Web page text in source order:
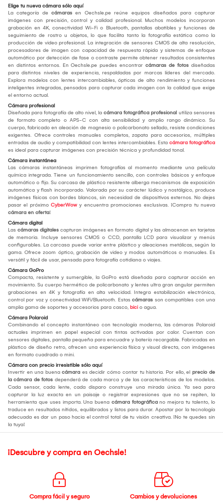
Elige tu nueva cámara sólo aquí
La categoría de cámaras en Oechsle.pe reúne equipos diseñados para capturar
imágenes con precisión, control y calidad profesional. Muchos modelos incorporan
grabación en 4K, conectividad Wi-Fi o Bluetooth, pantallas abatibles y funciones de
seguimiento de rostro u objetos, lo que facilita tanto la fotografía estática como la
producción de video profesional. La integración de sensores CMOS de alta resolución,
procesadores de imagen con capacidad de respuesta rápida y sistemas de enfoque
automático por detección de fase o contraste permite obtener resultados consistentes
en distintos entornos. En Oechsle.pe puedes encontrar cámaras de fotos diseñadas
para distintos niveles de experiencia, respaldadas por marcas líderes del mercado.
Explora modelos con lentes intercambiables, ópticas de alto rendimiento y funciones
inteligentes integradas, pensados para capturar cada imagen con la calidad que exige
el entorno actual.
Cámara profesional
Diseñada para fotografía de alto nivel, la cámara fotográfica profesional utiliza sensores
de formato completo o APS-C con alta sensibilidad y amplio rango dinámico. Su
cuerpo, fabricado en aleación de magnesio o policarbonato sellado, resiste condiciones
exigentes. Ofrece controles manuales completos, zapata para accesorios, múltiples
entradas de audio y compatibilidad con lentes intercambiables. Esta cámara fotográfica
es ideal para capturar imágenes con precisión técnica y profundidad tonal.
Cámara instantánea
Las cámaras instantáneas imprimen fotografías al momento mediante una película
química integrada. Tiene un funcionamiento sencillo, con controles básicos y enfoque
automático o fijo. Su carcasa de plástico resistente alberga mecanismos de exposición
automática y flash incorporado. Valorada por su carácter lúdico y nostálgico, produce
imágenes físicas con bordes blancos, sin necesidad de dispositivos externos. No dejes
pasar el próximo CyberWow y encuentra promociones exclusivas. ¡Compra tu nueva
cámara en oferta!
Cámara digital
Las cámaras digitales capturan imágenes en formato digital y las almacenan en tarjetas
de memoria. Incluye sensores CMOS o CCD, pantalla LCD para visualizar y menús
configurables. La carcasa puede variar entre plástico y aleaciones metálicas, según la
gama. Ofrece zoom óptico, grabación de video y modos automáticos o manuales. Es
versátil y fácil de usar, pensada para fotografía cotidiana o viajes.
Cámara GoPro
Compacta, resistente y sumergible, la GoPro está diseñada para capturar acción en
movimiento. Su cuerpo hermético de policarbonato y lentes ultra gran angular permiten
grabaciones en 4K y fotografía en alta velocidad. Integra estabilización electrónica,
control por voz y conectividad WiFi/Bluetooth. Estas cámaras son compatibles con una
amplia gama de soportes y accesorios para casco, bicio agua.
Cámara Polaroid
Combinando el concepto instantáneo con tecnología moderna, las cámaras Polaroid
actuales imprimen en papel especial con tintas activadas por calor. Cuentan con
sensores digitales, pantalla pequeña para encuadre y batería recargable. Fabricadas en
plástico de diseño retro, ofrecen una experiencia física y visual directa, con imágenes
en formato cuadrado o mini.
Cámara con precio irresistible sólo aquí
Invertir en una buena cámara es decidir cómo contar tu historia. Por ello, el precio de
la cámara de fotos dependerá de cada marca y de las características de los modelos.
Cada sensor, cada lente, cada disparo construye una mirada única. Ya sea para
capturar la luz exacta en un paisaje o registrar expresiones que no se repiten, la
herramienta que uses importa. Una buena cámara fotográfica no mejora tu talento, lo
traduce en resultados nítidos, equilibrados y listos para durar. Apostar por la tecnología
adecuada es dar un paso hacia el control total de tu visión creativa. ¡No te quedes sin
la tuya!
¡Descubre y compra en Oechsle!
Compra fácil y seguro
Cambios y devoluciones